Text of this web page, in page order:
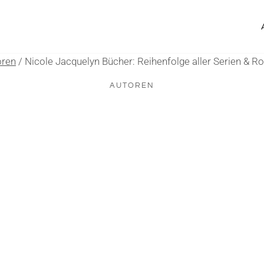
/ Nicole Jacquelyn Bücher: Reihenfolge aller Serien &
AUTOREN